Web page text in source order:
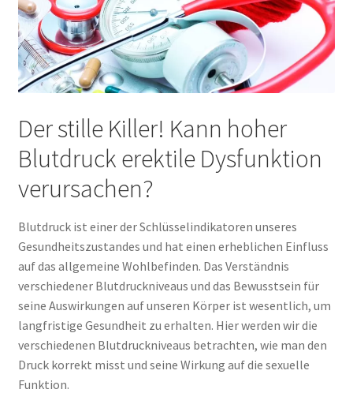
Der stille Killer! Kann hoher
Blutdruck erektile Dysfunktion
verursachen?
Blutdruck ist einer der Schlüsselindikatoren unseres
Gesundheitszustandes und hat einen erheblichen Einfluss
auf das allgemeine Wohlbefinden. Das Verständnis
verschiedener Blutdruckniveaus und das Bewusstsein für
seine Auswirkungen auf unseren Körper ist wesentlich, um
langfristige Gesundheit zu erhalten. Hier werden wir die
verschiedenen Blutdruckniveaus betrachten, wie man den
Druck korrekt misst und seine Wirkung auf die sexuelle
Funktion.